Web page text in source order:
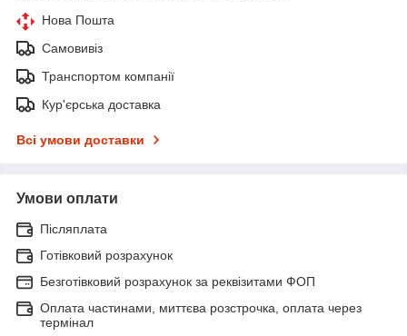
Нова Пошта
Самовивіз
Транспортом компанії
Кур'єрська доставка
Всі умови доставки
Умови оплати
Післяплата
Готівковий розрахунок
Безготівковий розрахунок за реквізитами ФОП
Оплата частинами, миттєва розстрочка, оплата через
термінал